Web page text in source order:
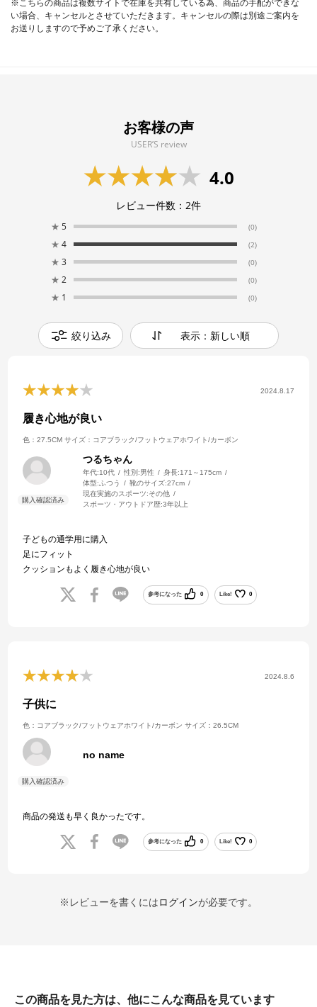
※こちらの商品は複数サイトで在庫を共有している為、商品の手配ができな
い場合、キャンセルとさせていただきます。キャンセルの際は別途ご案内を
お送りしますので予めご了承ください。
お客様の声
USER’S review
4.0
レビュー件数： 2件
★ 5 (0)
★ 4 (2)
★ 3 (0)
★ 2 (0)
★ 1 (0)
絞り込み 表示：新しい順
2024.8.17
履き心地が良い
色：27.5CM サイズ：コアブラック/フットウェアホワイト/カーボン
つるちゃん
年代:10代 性別:男性 身長:171～175cm
体型: ふつう 靴のサイズ:27cm
現在実施のスポーツ:その他
スポーツ・アウトドア歴:3年以上
子どもの通学用に購入
足にフィット
クッションもよく履き心地が良い
参考になった 0 Like! 0
2024.8.6
子供に
色：コアブラック/フットウェアホワイト/カーボン サイズ：26.5CM
no name
商品の発送も早く良かったです。
参考になった 0 Like! 0
※レビューを書くにはログインが必要です。
この商品を見た方は、他にこんな商品を見ています